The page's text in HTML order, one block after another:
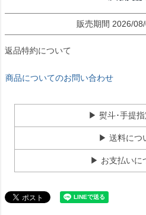
販売期間 2026/
返品特約について
商品についてのお問い合わせ
▶ 熨斗･手提指
▶ 送料につ
▶ お支払いに